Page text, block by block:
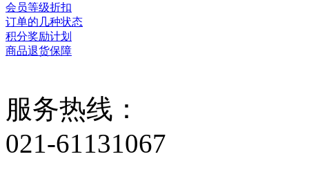
会员等级折扣
订单的几种状态
积分奖励计划
商品退货保障
服务热线：
021-61131067